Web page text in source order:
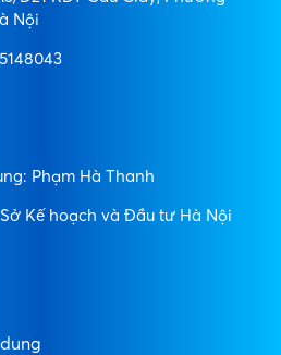
Nội
Phạm Hà Thanh
Kế hoạch và Đầu tư Hà Nội